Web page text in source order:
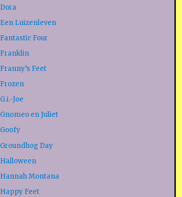
Dora
Een Luizenleven
Fantastic Four
Franklin
Franny’s Feet
Frozen
G.i.-Joe
Gnomeo en Juliet
Goofy
Groundhog Day
Halloween
Hannah Montana
Happy Feet